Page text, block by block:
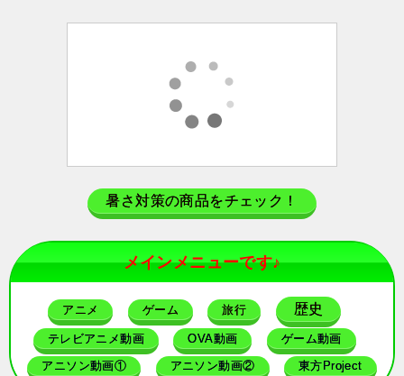
暑さ対策の商品をチェック！
メインメニューです♪
アニメ ゲーム 旅行 歴史
テレビアニメ動画 OVA動画 ゲーム動画
アニソン動画① アニソン動画② 東方Project